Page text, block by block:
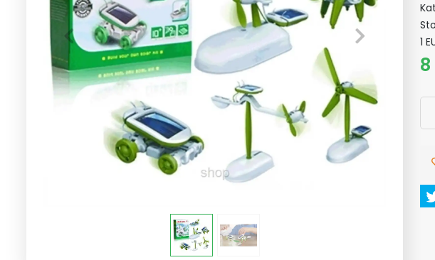
1
8